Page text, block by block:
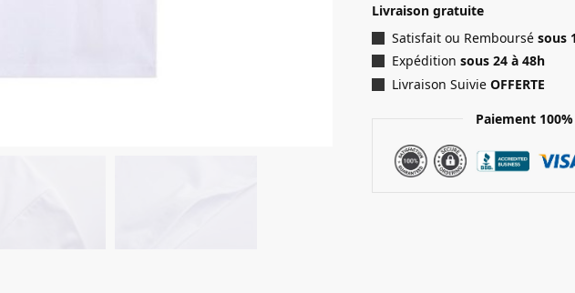
Livraison gratuite
Satisfait ou Remboursésous
Expédition sous 24 à 48h
Livraison SuivieOFFERTE
Paiement